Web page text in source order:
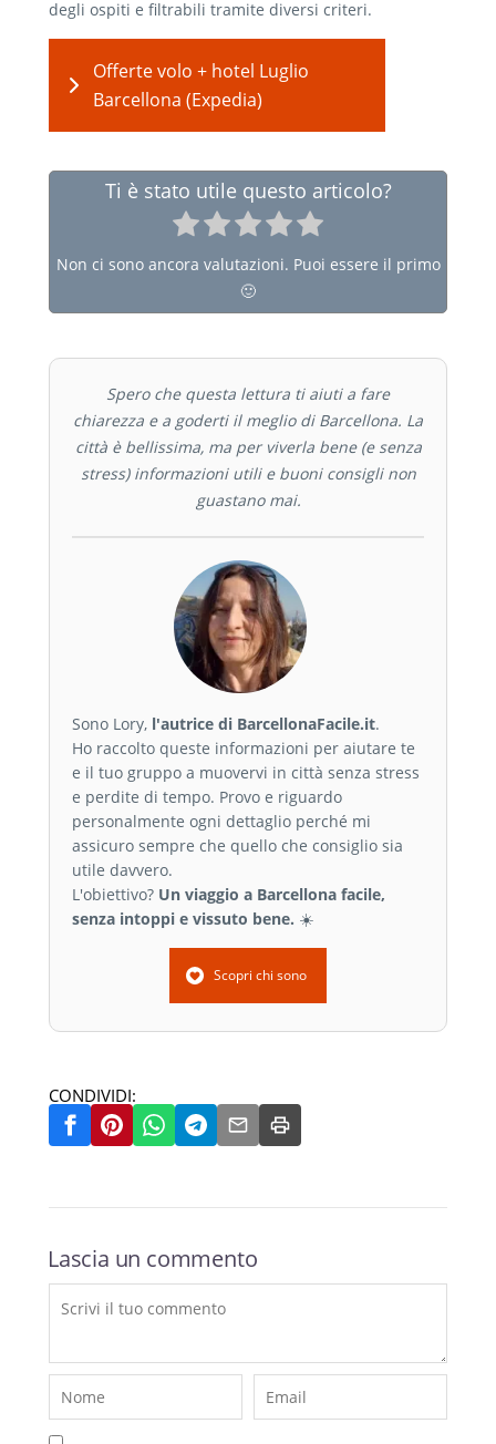
degli ospiti e filtrabili tramite diversi criteri.
Offerte volo + hotel Luglio
Barcellona (Expedia)
Ti è stato utile questo articolo?
Non ci sono ancora valutazioni. Puoi essere il primo
🙂
Spero che questa lettura ti aiuti a fare
chiarezza e a goderti il meglio di Barcellona. La
città è bellissima, ma per viverla bene (e senza
stress) informazioni utili e buoni consigli non
guastano mai.
Sono Lory, l'autrice di BarcellonaFacile.it.
Ho raccolto queste informazioni per aiutare te
e il tuo gruppo a muovervi in città senza stress
e perdite di tempo. Provo e riguardo
personalmente ogni dettaglio perché mi
assicuro sempre che quello che consiglio sia
utile davvero.
L'obiettivo? Un viaggio a Barcellona facile,
senza intoppi e vissuto bene. ☀️
Scopri chi sono
CONDIVIDI:
Lascia un commento